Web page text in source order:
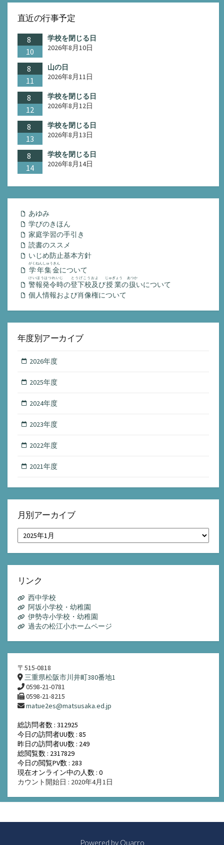
直近の行事予定
8
10
学校を閉じる日
2026年8月10日
8
11
山の日
2026年8月11日
8
12
学校を閉じる日
2026年8月12日
8
13
学校を閉じる日
2026年8月13日
8
14
学校を閉じる日
2026年8月14日
あゆみ
学びのきほん
家庭学習の手引き
読書のススメ
いじめ防止基本方針
学年集金
がくねんしゅうきん
について
警報発令時
けいほうはつれいじ
の登下校及
とうげこうおよ
び授業
じゅぎょう
の扱
あつか
いについて
個人情報および肖像権について
年度別アーカイブ
2026年度
2025年度
2024年度
2023年度
2022年度
2021年度
月別アーカイブ
月
別
ア
イ
リンク
西中学校
阿坂小学校・幼稚園
伊勢寺小学校・幼稚園
過去の松江小ホームページ
〒515-0818
三重県松阪市川井町380番地1
0598-21-0781
0598-21-8215
matue2es@matsusaka.ed.jp
総訪問者数 : 312925
今日の訪問者UU数 : 85
昨日の訪問者UU数 : 249
総閲覧数 : 2317829
今日の閲覧PV数 : 283
現在オンライン中の人数 : 0
カウント開始日 : 2020年4月1日
Powered by Quarro